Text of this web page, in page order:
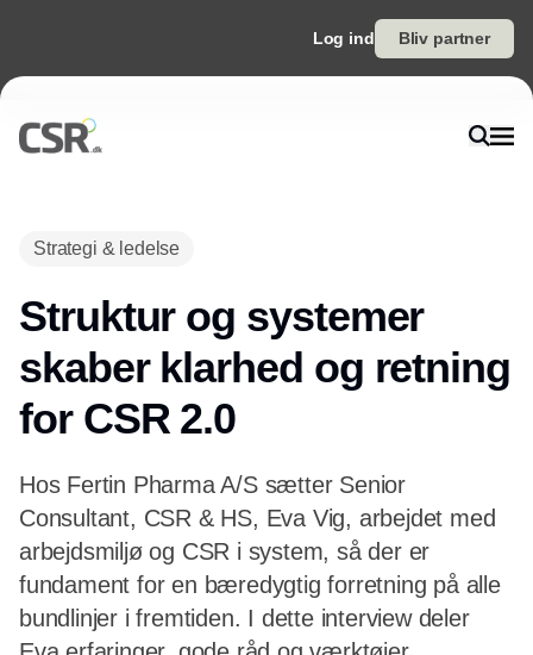
Log ind Bliv partner
Strategi & ledelse
Struktur og systemer
skaber klarhed og retning
for CSR 2.0
Hos Fertin Pharma A/S sætter Senior
Consultant, CSR & HS, Eva Vig, arbejdet med
arbejdsmiljø og CSR i system, så der er
fundament for en bæredygtig forretning på alle
bundlinjer i fremtiden. I dette interview deler